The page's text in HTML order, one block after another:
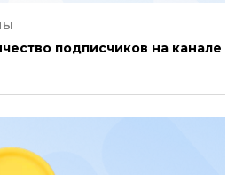
подписчиков на канале